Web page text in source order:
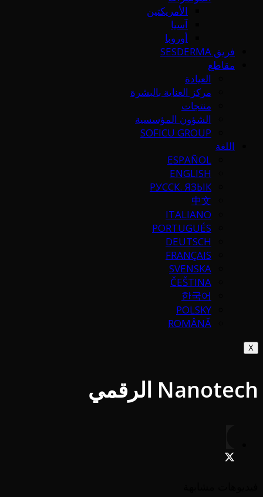
الأمريكتين
آسيا
أوروبا
فريق SESDERMA
مقاطع
العيادة
مركز العناية بالبشرة
منتجات
الشؤون المؤسسية
SOFICU GROUP
اللغة
ESPAÑOL
ENGLISH
РУССК. ЯЗЫК
中文
ITALIANO
PORTUGUÉS
DEUTSCH
FRANÇAIS
SVENSKA
ČEŠTINA
한국어
POLSKY
ROMÂNĂ
X
Nanotech الرقمي